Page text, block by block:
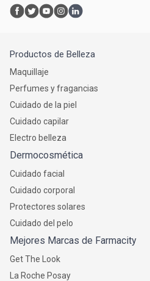
Productos de Belleza
Maquillaje
Perfumes y fragancias
Cuidado de la piel
Cuidado capilar
Electro belleza
Dermocosmética
Cuidado facial
Cuidado corporal
Protectores solares
Cuidado del pelo
Mejores Marcas de Farmacity
Get The Look
La Roche Posay